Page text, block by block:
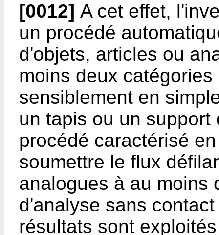
[0012] A cet effet,
un procédé
d'objets, articles ou
moins deux
sensiblement en
un tapis ou un
procédé caractérisé
soumettre le flux
analogues à au moins
d'analyse sans
résultats sont